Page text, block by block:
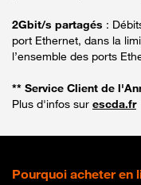
2Gbit/s partagés :
port Ethernet, dans la
l’ensemble des ports
** Service Client de
Plus d'infos sur escda.fr
Pourquoi acheter en